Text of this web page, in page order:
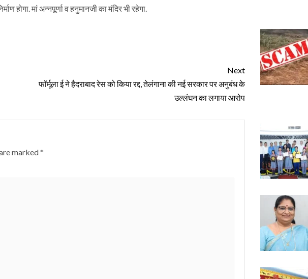
होगा. मां अन्नपूर्णा व हनुमानजी का मंदिर भी रहेगा.
Next
फॉर्मूला ई ने हैदराबाद रेस को किया रद्द, तेलंगाना की नई सरकार पर अनुबंध के
उल्लंघन का लगाया आरोप
marked*